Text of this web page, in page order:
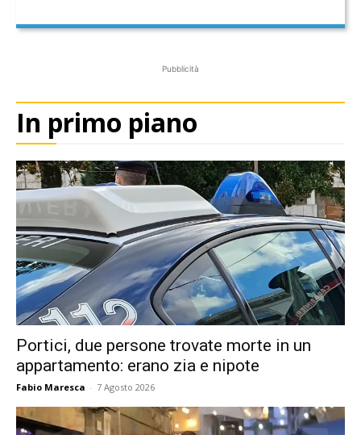
Pubblicità
In primo piano
Portici, due persone trovate morte in un
appartamento: erano zia e nipote
Fabio Maresca - 7 Agosto 2026